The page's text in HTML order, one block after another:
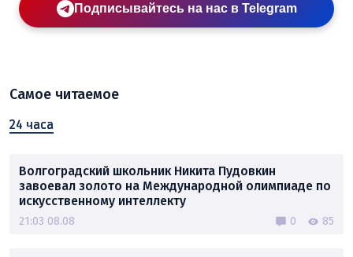
Подписывайтесь на нас в Telegram
Самое читаемое
24 часа
Волгоградский школьник Никита Пудовкин
завоевал золото на Международной олимпиаде по
искусственному интеллекту
21:03 08.08 0 85